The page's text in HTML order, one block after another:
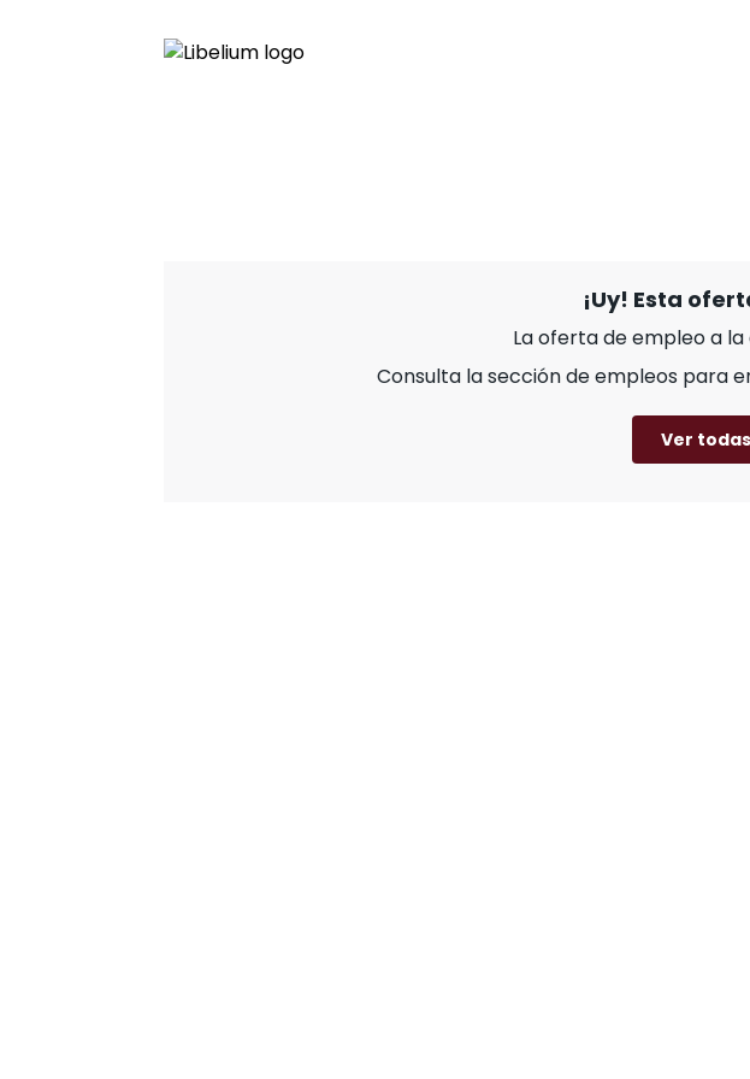
¡Uy! Esta
La oferta de empleo a
Consulta la sección de empleos para
Ver